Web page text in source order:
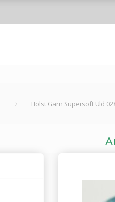
Holst Garn Supersoft Uld